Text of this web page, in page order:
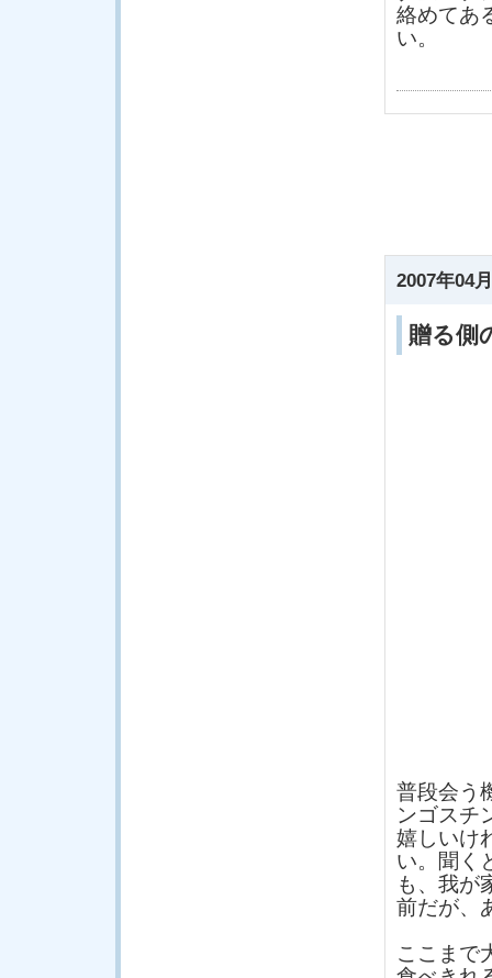
絡めてあ
い。
2007年04
贈る側
普段会う
ンゴスチ
嬉しいけ
い。聞く
も、我が
前だが、
ここまで